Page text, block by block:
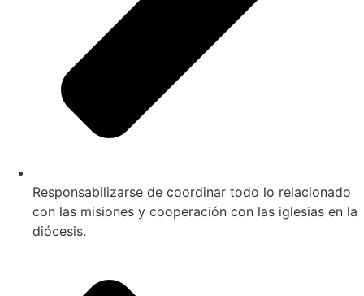
Responsabilizarse de coordinar todo lo relacionado
con las misiones y cooperación con las iglesias en la
diócesis.